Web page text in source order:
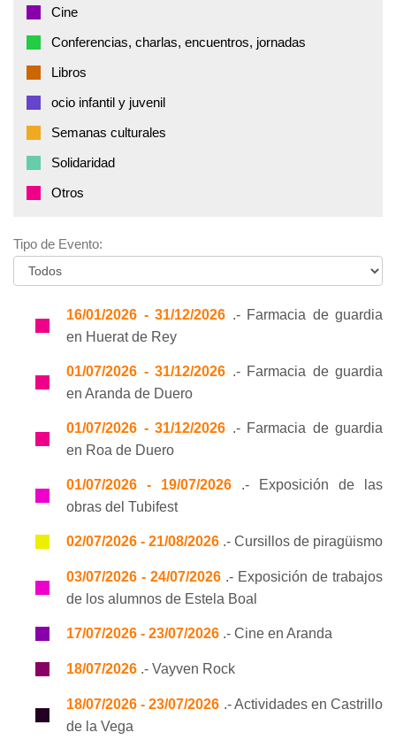
Cine
Conferencias, charlas, encuentros, jornadas
Libros
ocio infantil y juvenil
Semanas culturales
Solidaridad
Otros
Tipo de Evento:
16/01/2026 - 31/12/2026 .- Farmacia de guardia
en Huerat de Rey
01/07/2026 - 31/12/2026 .- Farmacia de guardia
en Aranda de Duero
01/07/2026 - 31/12/2026 .- Farmacia de guardia
en Roa de Duero
01/07/2026 - 19/07/2026 .- Exposición de las
obras del Tubifest
02/07/2026 - 21/08/2026 .- Cursillos de piragüismo
03/07/2026 - 24/07/2026 .- Exposición de trabajos
de los alumnos de Estela Boal
17/07/2026 - 23/07/2026 .- Cine en Aranda
18/07/2026 .- Vayven Rock
18/07/2026 - 23/07/2026 .- Actividades en Castrillo
de la Vega